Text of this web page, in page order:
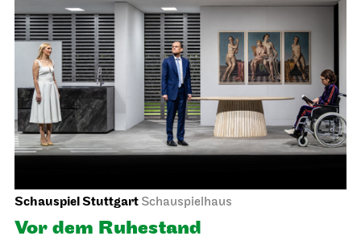
Stuttgarter BallettSchauspielhaus
Ballettabend
CREATIONS XVI – XIX
24.04.2027
19:00
So, 25.04.2027